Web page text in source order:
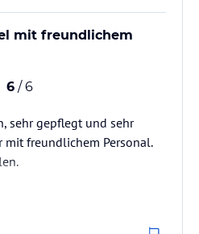
mit freundlichem
6 / 6
sehr gepflegt und sehr
mit freundlichem Personal.